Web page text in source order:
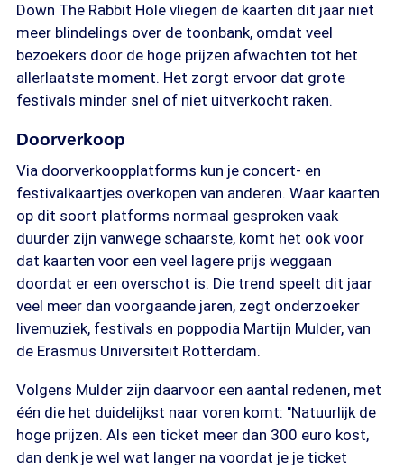
Down The Rabbit Hole vliegen de kaarten dit jaar niet
meer blindelings over de toonbank, omdat veel
bezoekers door de hoge prijzen afwachten tot het
allerlaatste moment. Het zorgt ervoor dat grote
festivals minder snel of niet uitverkocht raken.
Doorverkoop
Via doorverkoopplatforms kun je concert- en
festivalkaartjes overkopen van anderen. Waar kaarten
op dit soort platforms normaal gesproken vaak
duurder zijn vanwege schaarste, komt het ook voor
dat kaarten voor een veel lagere prijs weggaan
doordat er een overschot is. Die trend speelt dit jaar
veel meer dan voorgaande jaren, zegt onderzoeker
livemuziek, festivals en poppodia Martijn Mulder, van
de Erasmus Universiteit Rotterdam.
Volgens Mulder zijn daarvoor een aantal redenen, met
één die het duidelijkst naar voren komt: "Natuurlijk de
hoge prijzen. Als een ticket meer dan 300 euro kost,
dan denk je wel wat langer na voordat je je ticket